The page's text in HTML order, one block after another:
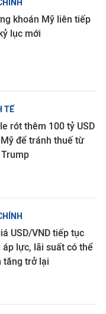
khoán Mỹ liên tiếp
lục mới
TẾ
rót thêm 100 tỷ USD
để tránh thuế từ
USD/VND tiếp tục
áp lực, lãi suất có thể
tăng trở lại